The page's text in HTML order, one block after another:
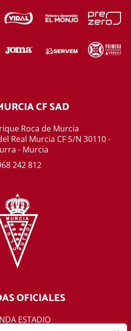
CF SAD
Roca de Murcia
Real Murcia CF S/N 30110 -
- Murcia
242 812
OFICIALES
ESTADIO